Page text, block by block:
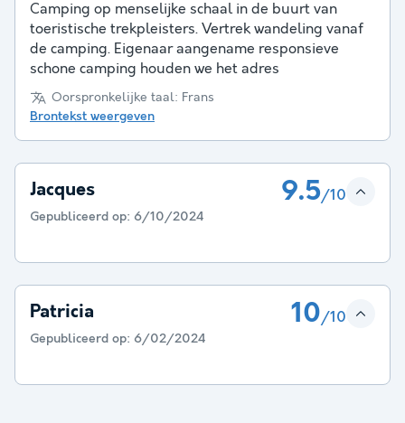
Camping op menselijke schaal in de buurt van
toeristische trekpleisters. Vertrek wandeling vanaf
de camping. Eigenaar aangename responsieve
schone camping houden we het adres
Oorspronkelijke taal: Frans
Brontekst weergeven
Jacques 9.5/10
Gepubliceerd op: 6/10/2024
Patricia 10/10
Gepubliceerd op: 6/02/2024